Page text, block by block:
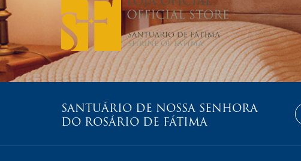
SANTUÁRIO DE NOSSA SENHORA
DO ROSÁRIO DE FÁTIMA